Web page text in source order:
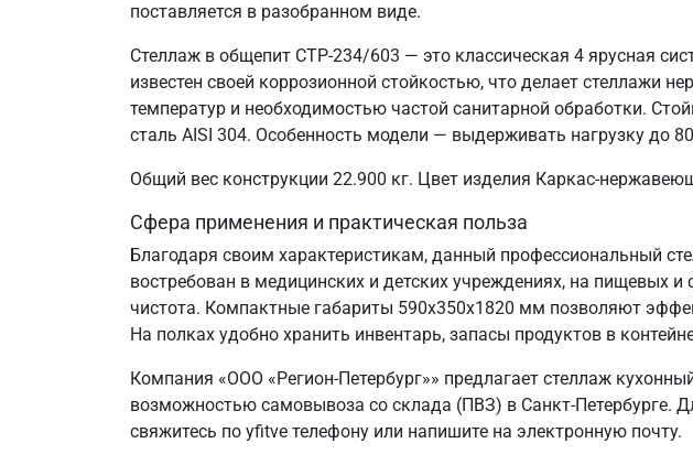
поставляется в разобранном виде.
Стеллаж в общепит СТР-234/603 — это классическая 4 ярусная
известен своей коррозионной стойкостью, что делает
температур и необходимостью частой санитарной обработки.
сталь AISI 304. Особенность модели — выдерживать нагрузку до
Общий вес конструкции 22.900 кг. Цвет изделия Каркас-
Сфера применения и практическая польза
Благодаря своим характеристикам, данный профессиональный
востребован в медицинских и детских учреждениях, на пищевых
чистота. Компактные габариты 590х350х1820 мм позволяют
На полках удобно хранить инвентарь, запасы продуктов в
Компания «ООО «Регион-Петербург»» предлагает стеллаж
возможностью самовывоза со склада (ПВЗ) в Санкт‑Петербурге.
свяжитесь по yfitve телефону или напишите на электронную почту.